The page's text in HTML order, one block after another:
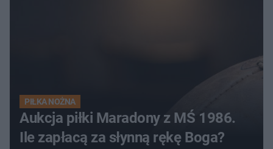
PIŁKA NOŻNA
Aukcja piłki Maradony z MŚ 1986.
Ile zapłacą za słynną rękę Boga?